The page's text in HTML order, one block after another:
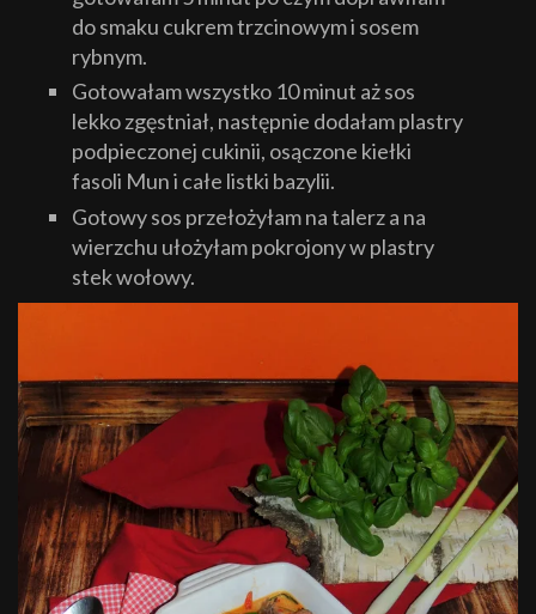
do smaku cukrem trzcinowym i sosem
rybnym.
Gotowałam wszystko 10 minut aż sos
lekko zgęstniał, następnie dodałam plastry
podpieczonej cukinii, osączone kiełki
fasoli Mun i całe listki bazylii.
Gotowy sos przełożyłam na talerz a na
wierzchu ułożyłam pokrojony w plastry
stek wołowy.